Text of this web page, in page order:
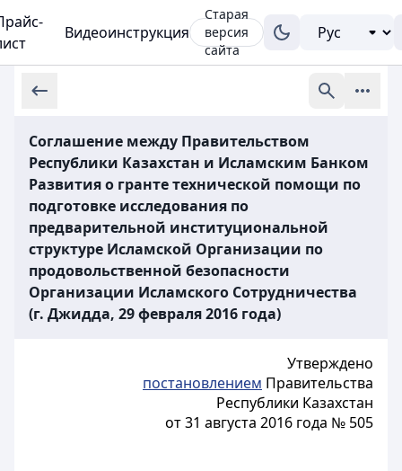
Видеоинструкция
Старая
версия
сайта
Соглашение между Правительством
Республики Казахстан и Исламским Банком
Развития о гранте технической помощи по
подготовке исследования по
предварительной институциональной
структуре Исламской Организации по
продовольственной безопасности
Организации Исламского Сотрудничества
(г. Джидда, 29 февраля 2016 года)
Утверждено
постановлением Правительства
Республики Казахстан
от 31 августа 2016 года № 505